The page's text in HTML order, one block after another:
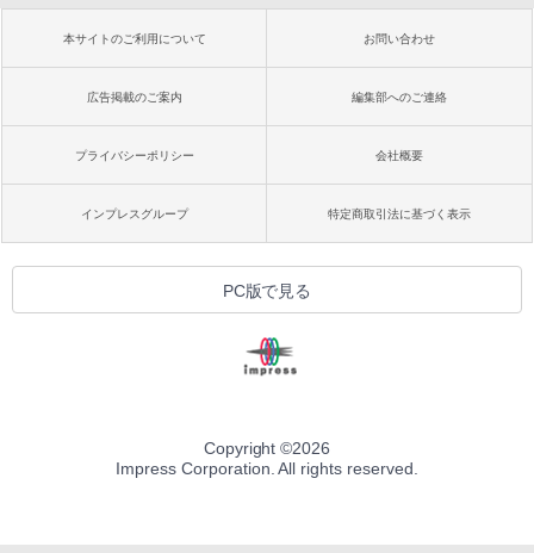
本サイトのご利用について お問い合わせ
広告掲載のご案内 編集部へのご連絡
プライバシーポリシー 会社概要
インプレスグループ 特定商取引法に基づく表示
PC版で見る
Copyright ©2026
Impress Corporation. All rights reserved.